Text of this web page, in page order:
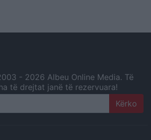
- 2026 Albeu Online Media. Të
të drejtat janë të rezervuara!